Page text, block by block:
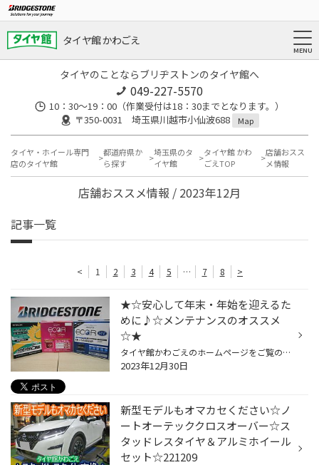
タイヤ館 かわごえ
タイヤのことならブリヂストンのタイヤ館へ
049-227-5570
10：30～19：00（作業受付は18：30までとなります。）
〒350-0031 埼玉県川越市小仙波688
Map
タイヤ・ホイール専門
店のタイヤ館
都道府県か
ら探す
埼玉県のタ
イヤ館
タイヤ館 かわ
ごえTOP
店舗おスス
メ情報
店舗おススメ情報 / 2023年12月
記事一覧
< 1 2 3 4 5 … 7 8 >
★☆安心して年末・年始を迎えるた
めに♪☆メンテナンスのオススメ
☆★
タイヤ館かわごえのホームページをご覧の皆様 こんにちは・こんばんは！ ご覧いただき誠にありがとうございます！！ 安心して年末・年始を迎えるために、タイヤの空気圧の点検、スタッドレスタイヤへの履き替えと共に安全点検をいたしませんか？？？ この時期、点検しておいた方がイイところナンバ...
2023年12月30日
新型モデルもオマカセください☆ノ
ートオーテッククロスオーバー☆ス
タッドレスタイヤ＆アルミホイール
セット☆221209